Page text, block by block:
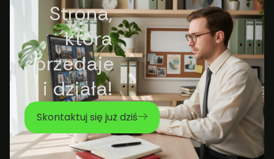
Strona,
która
sprzedaje
i działa!
Skontaktuj się już dziś